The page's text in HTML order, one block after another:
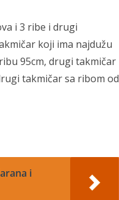
i 3 ribe i drugi
koji ima najdužu
95cm, drugi takmičar
takmičar sa ribom od
i